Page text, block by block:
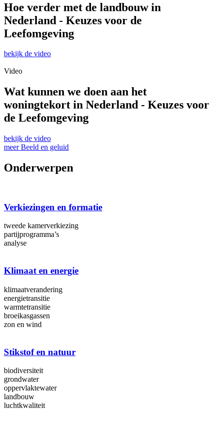
Hoe verder met de landbouw in
Nederland - Keuzes voor de
Leefomgeving
bekijk de video
Video
Wat kunnen we doen aan het
woningtekort in Nederland - Keuzes voor
de Leefomgeving
bekijk de video
meer Beeld en geluid
Onderwerpen
Verkiezingen en formatie
tweede kamerverkiezing
partijprogramma’s
analyse
Klimaat en energie
klimaatverandering
energietransitie
warmtetransitie
broeikasgassen
zon en wind
Stikstof en natuur
biodiversiteit
grondwater
oppervlaktewater
landbouw
luchtkwaliteit